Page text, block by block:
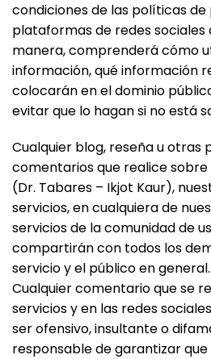
condiciones de las políticas
plataformas de redes sociales
manera, comprenderá cómo
información, qué información
colocarán en el dominio
evitar que lo hagan si no está
Cualquier blog, reseña u otras
comentarios que realice
(Dr. Tabares – Ikjot Kaur),
servicios, en cualquiera de
servicios de la comunidad de
compartirán con todos los
servicio y el público en general.
Cualquier comentario que se
servicios y en las redes
ser ofensivo, insultante o
responsable de garantizar